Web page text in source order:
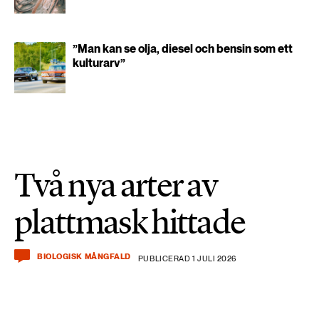
”Man kan se olja, diesel och bensin som ett
kulturarv”
Två nya arter av
plattmask hittade
BIOLOGISK MÅNGFALD PUBLICERAD 1 JULI 2026